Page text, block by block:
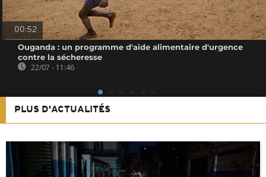
00:52
Ouganda : un programme d'aide alimentaire d'urgence
contre la sécheresse
22/07 - 11:46
PLUS D'ACTUALITÉS